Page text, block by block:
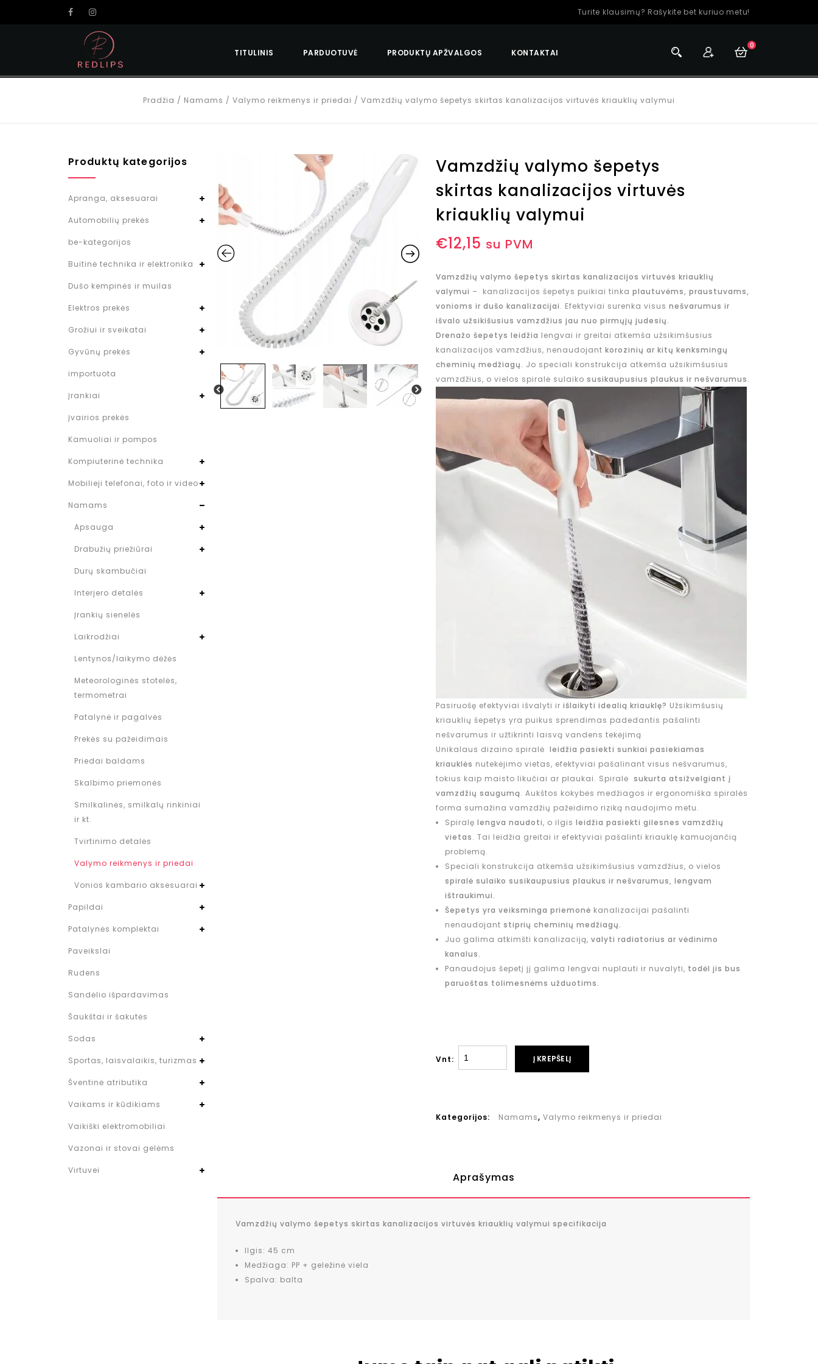
Turite klausimų? Rašykite bet kuriuo metu!
TITULINIS PARDUOTUVĖ PRODUKTŲ APŽVALGOS KONTAKTAI
0
Pradžia / Namams / Valymo reikmenys ir priedai / Vamzdžių valymo šepetys skirtas kanalizacijos virtuvės kriauklių valymui
Vamzdžių valymo šepetys
skirtas kanalizacijos virtuvės
kriauklių valymui
€12,15 su PVM
Vamzdžių valymo šepetys skirtas kanalizacijos virtuvės kriauklių
valymui – kanalizacijos šepetys puikiai tinka plautuvėms, praustuvams,
vonioms ir dušo kanalizacijai. Efektyviai surenka visus nešvarumus ir
išvalo užsikišusius vamzdžius jau nuo pirmųjų judesių.
Drenažo šepetys leidžia lengvai ir greitai atkemša užsikimšusius
kanalizacijos vamzdžius, nenaudojant korozinių ar kitų kenksmingų
cheminių medžiagų. Jo speciali konstrukcija atkemša užsikimšusius
vamzdžius, o vielos spiralė sulaiko susikaupusius plaukus ir nešvarumus.
Pasiruošę efektyviai išvalyti ir išlaikyti idealią kriauklę? Užsikimšusių
kriauklių šepetys yra puikus sprendimas padedantis pašalinti
nešvarumus ir užtikrinti laisvą vandens tekėjimą
Unikalaus dizaino spiralė leidžia pasiekti sunkiai pasiekiamas
kriauklės nutekėjimo vietas, efektyviai pašalinant visus nešvarumus,
tokius kaip maisto likučiai ar plaukai. Spiralė sukurta atsižvelgiant į
vamzdžių saugumą. Aukštos kokybės medžiagos ir ergonomiška spiralės
forma sumažina vamzdžių pažeidimo riziką naudojimo metu.
Spiralę lengva naudoti, o ilgis leidžia pasiekti gilesnes vamzdžių
vietas. Tai leidžia greitai ir efektyviai pašalinti kriauklę kamuojančią
problemą.
Speciali konstrukcija atkemša užsikimšusius vamzdžius, o vielos
spiralė sulaiko susikaupusius plaukus ir nešvarumus, lengvam
ištraukimui.
Šepetys yra veiksminga priemonė kanalizacijai pašalinti
nenaudojant stiprių cheminių medžiagų.
Juo galima atkimšti kanalizaciją, valyti radiatorius ar vėdinimo
kanalus.
Panaudojus šepetį jį galima lengvai nuplauti ir nuvalyti, todėl jis bus
paruoštas tolimesnėms užduotims.
Vnt: Į KREPŠELĮ
Kategorijos: Namams, Valymo reikmenys ir priedai
Aprašymas
Vamzdžių valymo šepetys skirtas kanalizacijos virtuvės kriauklių valymui specifikacija
Ilgis: 45 cm
Medžiaga: PP + geležinė viela
Spalva: balta
Produktų kategorijos
Apranga, aksesuarai
Automobilių prekės
be-kategorijos
Buitinė technika ir elektronika
Dušo kempinės ir muilas
Elektros prekės
Grožiui ir sveikatai
Gyvūnų prekės
importuota
Įrankiai
Įvairios prekės
Kamuoliai ir pompos
Kompiuterinė technika
Mobilieji telefonai, foto ir video
Namams
Apsauga
Drabužių priežiūrai
Durų skambučiai
Interjero detalės
Įrankių sienelės
Laikrodžiai
Lentynos/laikymo dėžės
Meteorologinės stotelės,
termometrai
Patalynė ir pagalvės
Prekės su pažeidimais
Priedai baldams
Skalbimo priemonės
Smilkalinės, smilkalų rinkiniai
ir kt.
Tvirtinimo detalės
Valymo reikmenys ir priedai
Vonios kambario aksesuarai
Papildai
Patalynės komplektai
Paveikslai
Rudens
Sandėlio išpardavimas
Šaukštai ir šakutės
Sodas
Sportas, laisvalaikis, turizmas
Šventinė atributika
Vaikams ir kūdikiams
Vaikiški elektromobiliai
Vazonai ir stovai gelėms
Virtuvei